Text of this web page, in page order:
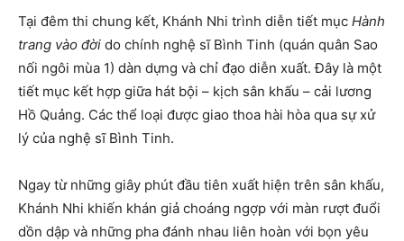
Tại đêm thi chung kết, Khánh Nhi trình diễn tiết mục Hành
trang vào đời do chính nghệ sĩ Bình Tinh (quán quân Sao
nối ngôi mùa 1) dàn dựng và chỉ đạo diễn xuất. Đây là một
tiết mục kết hợp giữa hát bội – kịch sân khấu – cải lương
Hồ Quảng. Các thể loại được giao thoa hài hòa qua sự xử
lý của nghệ sĩ Bình Tinh.
Ngay từ những giây phút đầu tiên xuất hiện trên sân khấu,
Khánh Nhi khiến khán giả choáng ngợp với màn rượt đuổi
dồn dập và những pha đánh nhau liên hoàn với bọn yêu